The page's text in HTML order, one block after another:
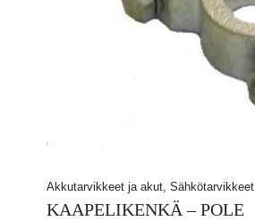
Akkutarvikkeet ja akut, Sähkötarvikkeet
KAAPELIKENKÄ – POLE